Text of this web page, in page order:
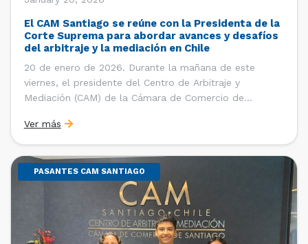
El CAM Santiago se reúne con la Presidenta de la
Corte Suprema para abordar avances y desafíos
del arbitraje y la mediación en Chile
20 de enero de 2026. Durante la mañana de este
viernes, el presidente del Centro de Arbitraje y
Mediación (CAM) de la Cámara de Comercio de
del CAM Santiago, Ximena Vial; y el gerente general de
la CCS, Carlos Soublette, sostuvieron un encuentro […]
Ver más
PASANTES CAM SANTIAGO